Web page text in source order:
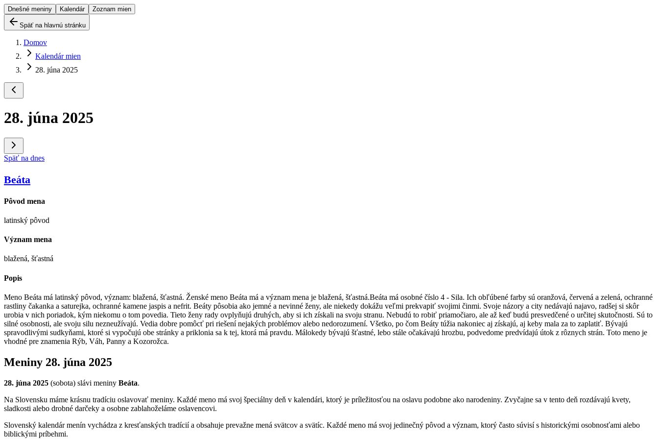
Dnešné meniny Kalendár Zoznam mien
Späť na hlavnú stránku
Domov
Kalendár mien
28. júna 2025
28. júna 2025
Späť na dnes
Beáta
Pôvod mena
latinský pôvod
Význam mena
blažená, šťastná
Popis
Meno Beáta má latinský pôvod, význam: blažená, šťastná. Ženské meno Beáta má a význam mena je blažená, šťastná.Beáta má osobné číslo 4 - Sila. Ich obľúbené farby sú oranžová, červená a zelená, ochranné
rastliny čakanka a saturejka, ochranné kamene jaspis a nefrit. Beáty pôsobia ako jemné a nevinné ženy, ale niekedy dokážu veľmi prekvapiť svojimi činmi. Svoje názory a city nedávajú najavo, radšej si skôr
urobia v nich poriadok, kým niekomu o tom povedia. Tieto ženy rady ovplyňujú druhých, aby si ich získali na svoju stranu. Nebudú to robiť priamočiaro, ale až keď budú presvedčené o určitej skutočnosti. Sú to
silné osobnosti, ale svoju silu nezneužívajú. Vedia dobre pomôcť pri riešení nejakých problémov alebo nedorozumení. Všetko, po čom Beáty túžia nakoniec aj získajú, aj keby mala za to zaplatiť. Bývajú
spravodlivými sudkyňami, ktoré si vypočujú obe stránky a priklonia sa k tej, ktorá má pravdu. Málokedy bývajú šťastné, lebo stále očakávajú hrozbu, podvedome predvídajú útok z rôznych strán. Toto meno je
vhodné pre znamenia Rýb, Váh, Panny a Kozorožca.
Meniny 28. júna 2025
28. júna 2025 (sobota) slávi meniny Beáta.
Na Slovensku máme krásnu tradíciu oslavovať meniny. Každé meno má svoj špeciálny deň v kalendári, ktorý je príležitosťou na oslavu podobne ako narodeniny. Zvyčajne sa v tento deň rozdávajú kvety,
sladkosti alebo drobné darčeky a osobne zablahoželáme oslavencovi.
Slovenský kalendár menín vychádza z kresťanských tradícií a obsahuje prevažne mená svätcov a svätíc. Každé meno má svoj jedinečný pôvod a význam, ktorý často súvisí s historickými osobnosťami alebo
biblickými príbehmi.